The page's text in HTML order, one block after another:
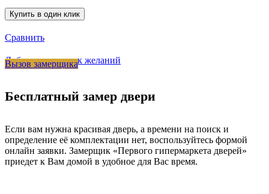
Купить в один клик
Сравнить
Добавить в список желаний
Вызов замерщика
Бесплатный замер двери
Если вам нужна красивая дверь, а времени на поиск и
определение её комплектации нет, воспользуйтесь формой
онлайн заявки. Замерщик «Первого гипермаркета дверей»
приедет к Вам домой в удобное для Вас время.